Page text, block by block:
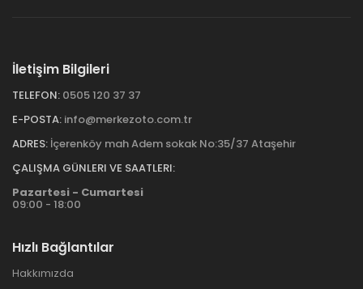
İletişim Bilgileri
TELEFON: 0505 120 37 37
E-POSTA: info@merkezoto.com.tr
ADRES: İçerenköy mah Adem sokak No:35/37 Ataşehir
ÇALIŞMA GÜNLERI VE SAATLERI:
Pazartesi - Cumartesi
09:00 - 18:00
Hızlı Bağlantılar
Hakkımızda